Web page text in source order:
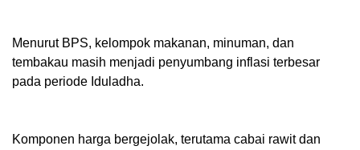
Menurut BPS, kelompok makanan, minuman, dan
tembakau masih menjadi penyumbang inflasi terbesar
pada periode Iduladha.
Komponen harga bergejolak, terutama cabai rawit dan